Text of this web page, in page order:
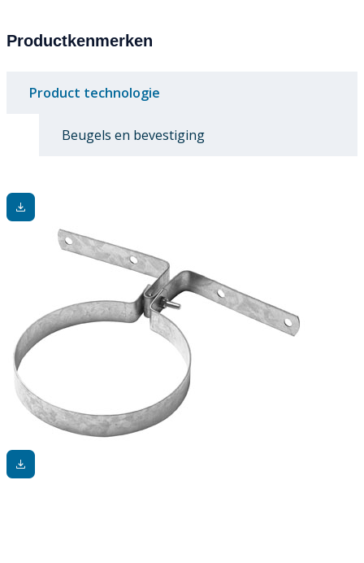
Productkenmerken
Product technologie
Beugels en bevestiging